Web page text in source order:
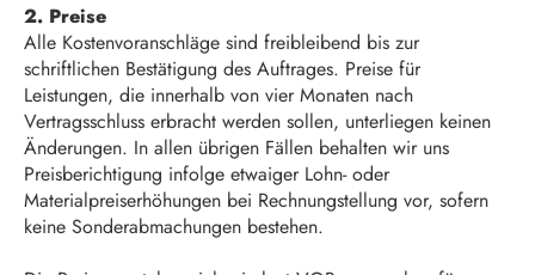
2. Preise
Alle Kostenvoranschläge sind freibleibend bis zur
schriftlichen Bestätigung des Auftrages. Preise für
Leistungen, die innerhalb von vier Monaten nach
Vertragsschluss erbracht werden sollen, unterliegen keinen
Änderungen. In allen übrigen Fällen behalten wir uns
Preisberichtigung infolge etwaiger Lohn- oder
Materialpreiserhöhungen bei Rechnungstellung vor, sofern
keine Sonderabmachungen bestehen.